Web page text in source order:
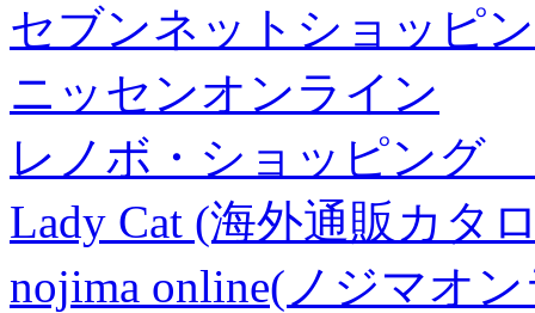
セブンネットショッピ
ニッセンオンライン
レノボ・ショッピング
Lady Cat (海外通販カタ
nojima online(ノジマオ